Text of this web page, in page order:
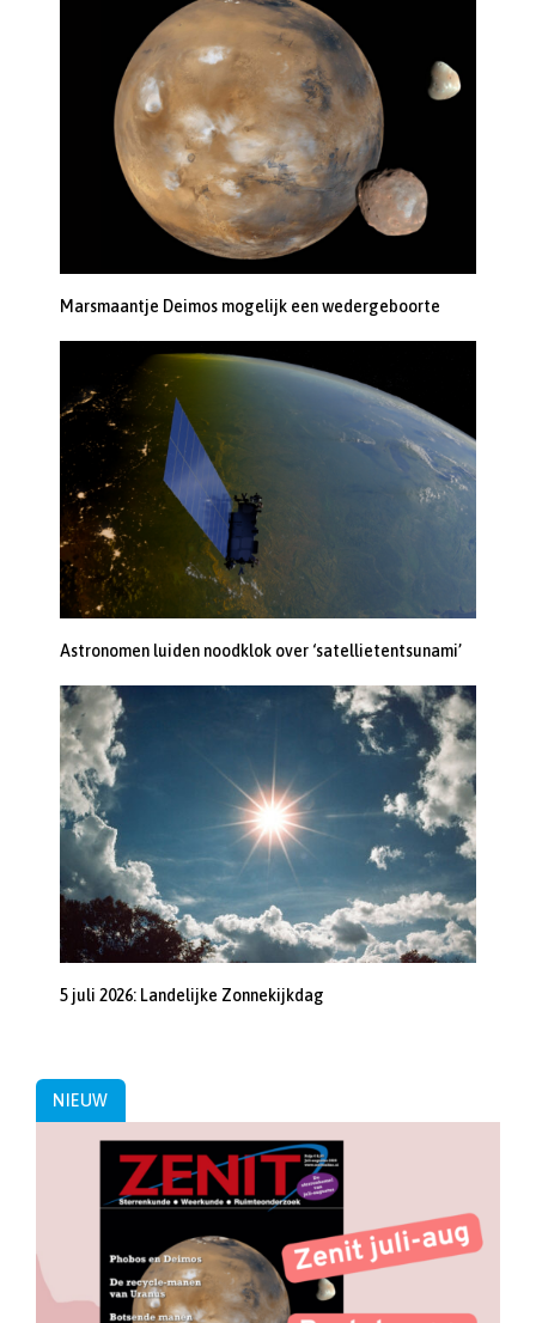
Marsmaantje Deimos mogelijk een wedergeboorte
Astronomen luiden noodklok over ‘satellietentsunami’
5 juli 2026: Landelijke Zonnekijkdag
NIEUW